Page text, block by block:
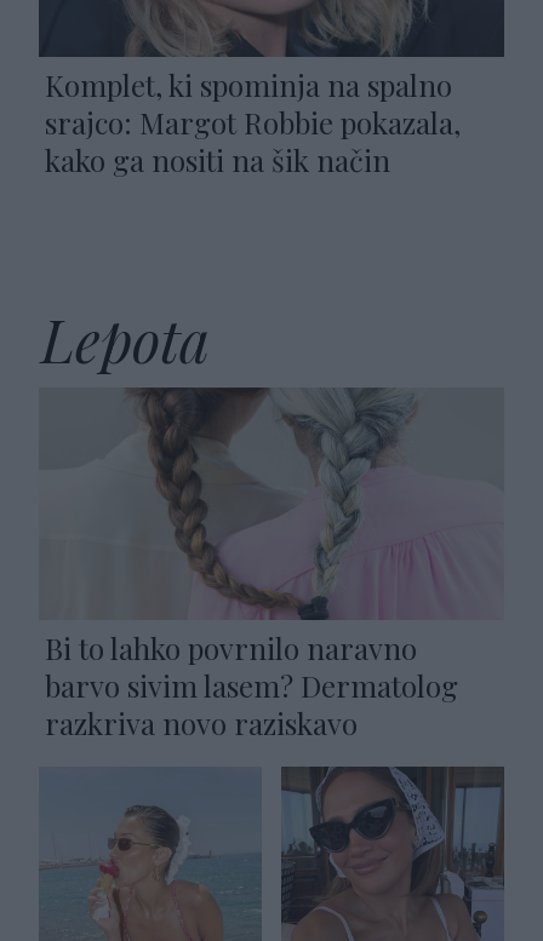
Komplet, ki spominja na spalno
srajco: Margot Robbie pokazala,
kako ga nositi na šik način
Lepota
Bi to lahko povrnilo naravno
barvo sivim lasem? Dermatolog
razkriva novo raziskavo